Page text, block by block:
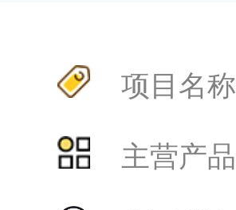
项目名称
主营产品